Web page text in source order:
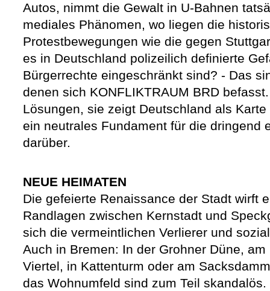
Autos, nimmt die Gewalt in U-Bahnen
mediales Phänomen, wo liegen die
Protestbewegungen wie die gegen
es in Deutschland polizeilich definierte
Bürgerrechte eingeschränkt sind? - Das
denen sich KONFLIKTRAUM BRD
Lösungen, sie zeigt Deutschland als
ein neutrales Fundament für die dringend
darüber.
NEUE HEIMATEN
Die gefeierte Renaissance der Stadt wirft
Randlagen zwischen Kernstadt und
sich die vermeintlichen Verlierer und
Auch in Bremen: In der Grohner Düne,
Viertel, in Kattenturm oder am
das Wohnumfeld sind zum Teil